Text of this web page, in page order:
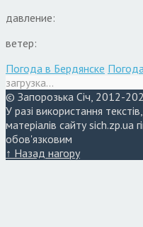
давление:
ветер:
Погода в Бердянске
загрузка...
© Запорозька Січ, 2012-
У разі використання
матеріалів сайту sich.zp.ua
обов'язковим
↑ Назад нагору